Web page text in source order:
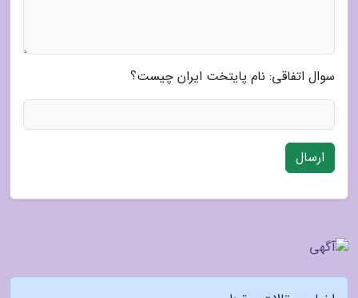
سوال اتفاقی: نام پایتخت ایران چیست؟
ارسال